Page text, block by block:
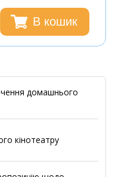
В кошик
домашнього
кінотеатру